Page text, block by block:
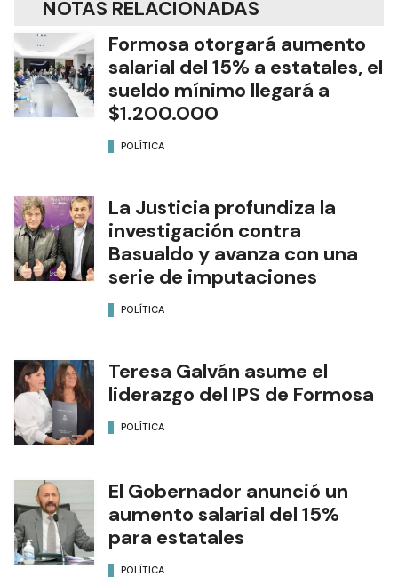
NOTAS RELACIONADAS
Formosa otorgará aumento
salarial del 15% a estatales, el
sueldo mínimo llegará a
$1.200.000
POLÍTICA
La Justicia profundiza la
investigación contra
Basualdo y avanza con una
serie de imputaciones
POLÍTICA
Teresa Galván asume el
liderazgo del IPS de Formosa
POLÍTICA
El Gobernador anunció un
aumento salarial del 15%
para estatales
POLÍTICA